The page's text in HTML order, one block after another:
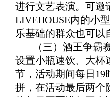
进行文艺表演。可邀
LIVEHOUSE内的小
乐基础的群众也可以
（三）酒王争霸赛
设置小瓶速饮、大杯
节，活动期间每日19
拼，在活动最后两个